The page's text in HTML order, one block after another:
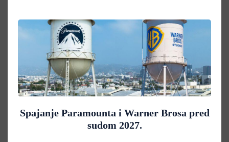
Spajanje Paramounta i Warner Brosa pred
sudom 2027.